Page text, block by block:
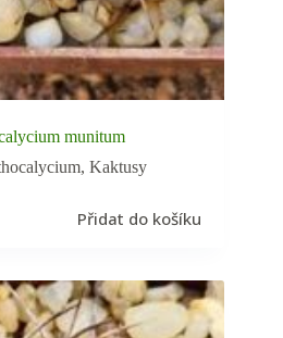
munitum
,Kaktusy
Přidat do košíku